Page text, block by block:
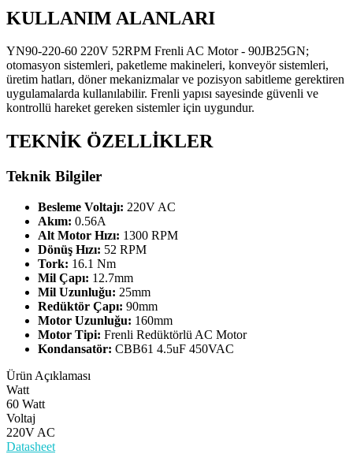
KULLANIM ALANLARI
YN90-220-60 220V 52RPM Frenli AC Motor - 90JB25GN;
otomasyon sistemleri, paketleme makineleri, konveyör sistemleri,
üretim hatları, döner mekanizmalar ve pozisyon sabitleme gerektiren
uygulamalarda kullanılabilir. Frenli yapısı sayesinde güvenli ve
kontrollü hareket gereken sistemler için uygundur.
TEKNİK ÖZELLİKLER
Teknik Bilgiler
Besleme Voltajı: 220V AC
Akım: 0.56A
Alt Motor Hızı: 1300 RPM
Dönüş Hızı: 52 RPM
Tork: 16.1 Nm
Mil Çapı: 12.7mm
Mil Uzunluğu: 25mm
Redüktör Çapı: 90mm
Motor Uzunluğu: 160mm
Motor Tipi: Frenli Redüktörlü AC Motor
Kondansatör: CBB61 4.5uF 450VAC
Ürün Açıklaması
Watt
60 Watt
Voltaj
220V AC
Datasheet